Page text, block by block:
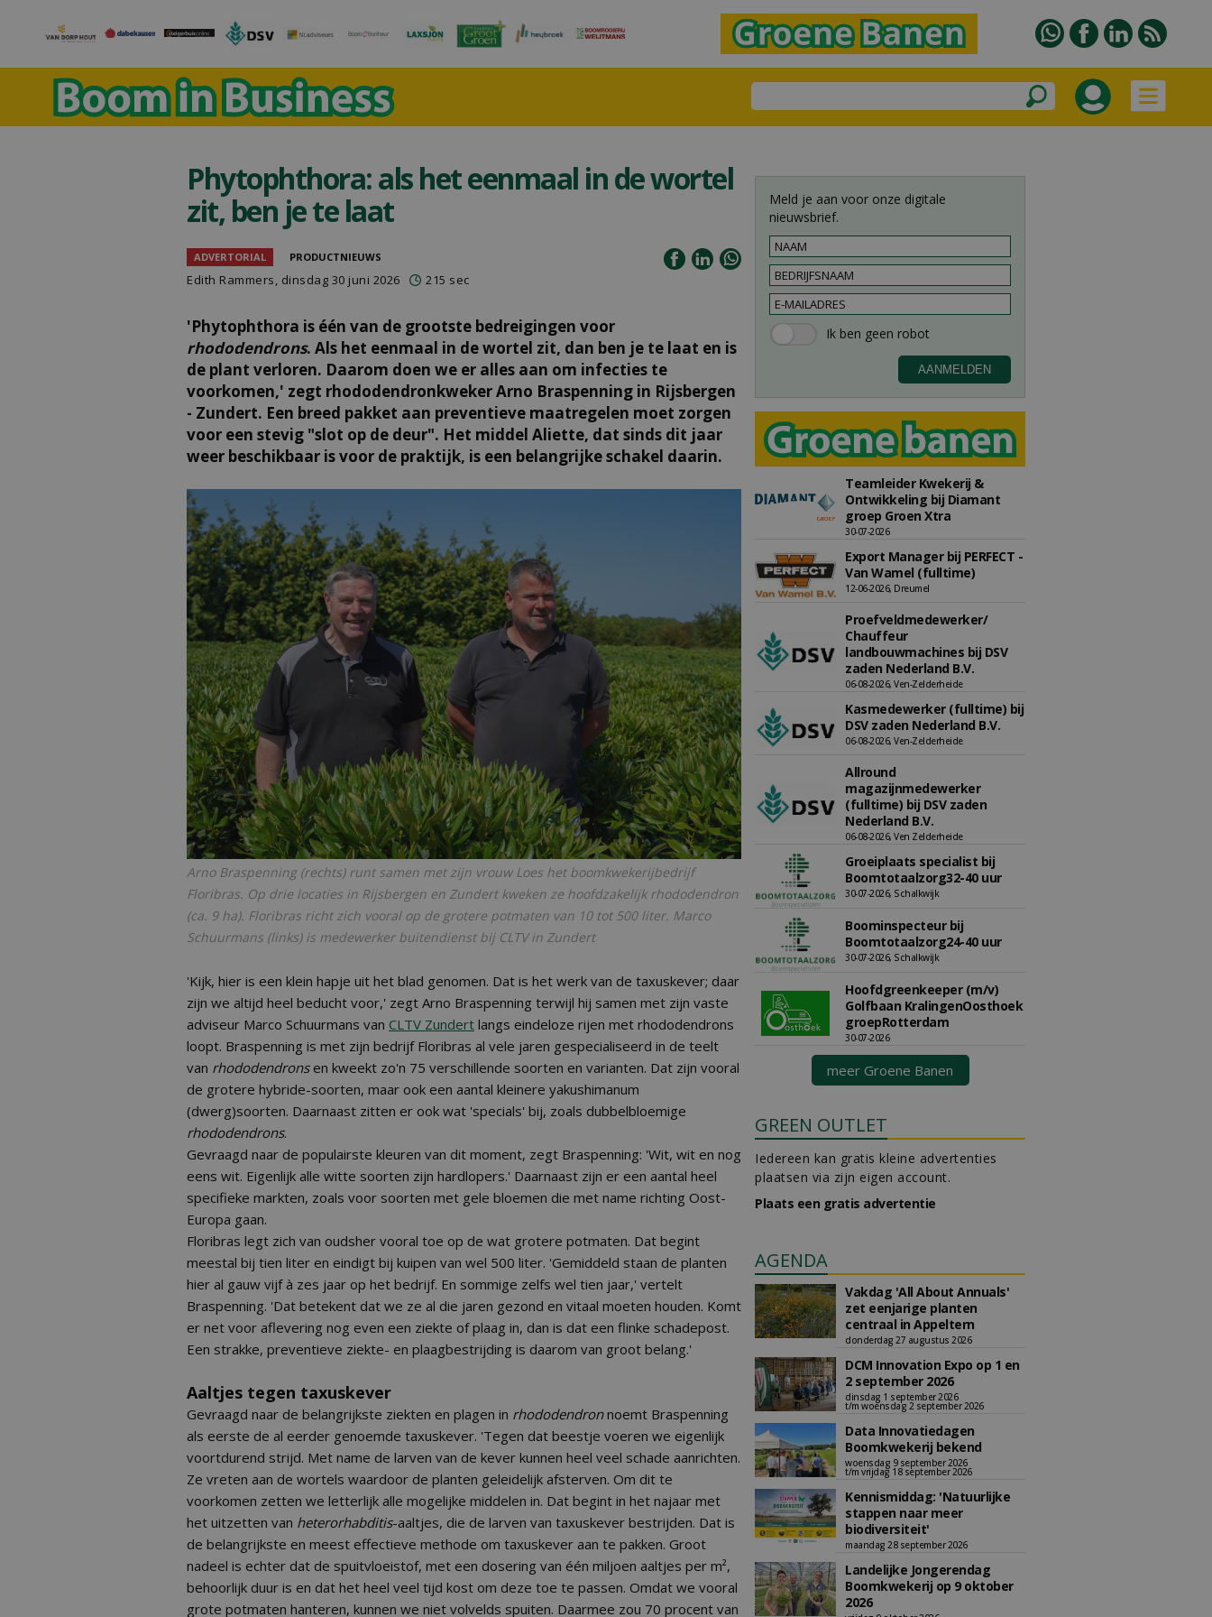
Phytophthora: als het eenmaal in de wortel
zit, ben je te laat
ADVERTORIAL PRODUCTNIEUWS
Edith Rammers, dinsdag 30 juni 2026 215 sec
'Phytophthora is één van de grootste bedreigingen voor
rhododendrons. Als het eenmaal in de wortel zit, dan ben je te laat en is
de plant verloren. Daarom doen we er alles aan om infecties te
voorkomen,' zegt rhododendronkweker Arno Braspenning in Rijsbergen
- Zundert. Een breed pakket aan preventieve maatregelen moet zorgen
voor een stevig "slot op de deur". Het middel Aliette, dat sinds dit jaar
weer beschikbaar is voor de praktijk, is een belangrijke schakel daarin.
Arno Braspenning (rechts) runt samen met zijn vrouw Loes het boomkwekerijbedrijf
Floribras. Op drie locaties in Rijsbergen en Zundert kweken ze hoofdzakelijk rhododendron
(ca. 9 ha). Floribras richt zich vooral op de grotere potmaten van 10 tot 500 liter. Marco
Schuurmans (links) is medewerker buitendienst bij CLTV in Zundert
'Kijk, hier is een klein hapje uit het blad genomen. Dat is het werk van de taxuskever; daar
zijn we altijd heel beducht voor,' zegt Arno Braspenning terwijl hij samen met zijn vaste
adviseur Marco Schuurmans van CLTV Zundert langs eindeloze rijen met rhododendrons
loopt. Braspenning is met zijn bedrijf Floribras al vele jaren gespecialiseerd in de teelt
van rhododendronsen kweekt zo'n 75 verschillende soorten en varianten. Dat zijn vooral
de grotere hybride-soorten, maar ook een aantal kleinere yakushimanum
(dwerg)soorten. Daarnaast zitten er ook wat 'specials' bij, zoals dubbelbloemige
rhododendrons.
Gevraagd naar de populairste kleuren van dit moment, zegt Braspenning: 'Wit, wit en nog
eens wit. Eigenlijk alle witte soorten zijn hardlopers.' Daarnaast zijn er een aantal heel
specifieke markten, zoals voor soorten met gele bloemen die met name richting Oost-
Europa gaan.
Floribras legt zich van oudsher vooral toe op de wat grotere potmaten. Dat begint
meestal bij tien liter en eindigt bij kuipen van wel 500 liter. 'Gemiddeld staan de planten
hier al gauw vijf à zes jaar op het bedrijf. En sommige zelfs wel tien jaar,' vertelt
Braspenning. 'Dat betekent dat we ze al die jaren gezond en vitaal moeten houden. Komt
er net voor aflevering nog even een ziekte of plaag in, dan is dat een flinke schadepost.
Een strakke, preventieve ziekte- en plaagbestrijding is daarom van groot belang.'
Aaltjes tegen taxuskever
Gevraagd naar de belangrijkste ziekten en plagen in rhododendronnoemt Braspenning
als eerste de al eerder genoemde taxuskever. 'Tegen dat beestje voeren we eigenlijk
voortdurend strijd. Met name de larven van de kever kunnen heel veel schade aanrichten.
Ze vreten aan de wortels waardoor de planten geleidelijk afsterven. Om dit te
voorkomen zetten we letterlijk alle mogelijke middelen in. Dat begint in het najaar met
het uitzetten van heterorhabditis-aaltjes, die de larven van taxuskever bestrijden. Dat is
de belangrijkste en meest effectieve methode om taxuskever aan te pakken. Groot
nadeel is echter dat de spuitvloeistof, met een dosering van één miljoen aaltjes per m²,
behoorlijk duur is en dat het heel veel tijd kost om deze toe te passen. Omdat we vooral
grote potmaten hanteren, kunnen we niet volvelds spuiten. Daarmee zou 70 procent van
Meld je aan voor onze digitale
nieuwsbrief.
Teamleider Kwekerij &
Ontwikkeling bij Diamant
groep Groen Xtra
30-07-2026
Export Manager bij PERFECT -
Van Wamel (fulltime)
12-06-2026, Dreumel
Proefveldmedewerker/
Chauffeur
landbouwmachines bij DSV
zaden Nederland B.V.
06-08-2026, Ven-Zelderheide
Kasmedewerker (fulltime) bij
DSV zaden Nederland B.V.
06-08-2026, Ven-Zelderheide
Allround
magazijnmedewerker
(fulltime) bij DSV zaden
Nederland B.V.
06-08-2026, Ven Zelderheide
Groeiplaats specialist bij
Boomtotaalzorg32-40 uur
30-07-2026, Schalkwijk
Boominspecteur bij
Boomtotaalzorg24-40 uur
30-07-2026, Schalkwijk
Hoofdgreenkeeper (m/v)
Golfbaan KralingenOosthoek
groepRotterdam
30-07-2026
meer Groene Banen
GREEN OUTLET
Iedereen kan gratis kleine advertenties
plaatsen via zijn eigen account.
Plaats een gratis advertentie
AGENDA
Vakdag 'All About Annuals'
zet eenjarige planten
centraal in Appeltern
donderdag 27 augustus 2026
DCM Innovation Expo op 1 en
2 september 2026
dinsdag 1 september 2026
t/m woensdag 2 september 2026
Data Innovatiedagen
Boomkwekerij bekend
woensdag 9 september 2026
t/m vrijdag 18 september 2026
Kennismiddag: 'Natuurlijke
stappen naar meer
biodiversiteit'
maandag 28 september 2026
Landelijke Jongerendag
Boomkwekerij op 9 oktober
2026